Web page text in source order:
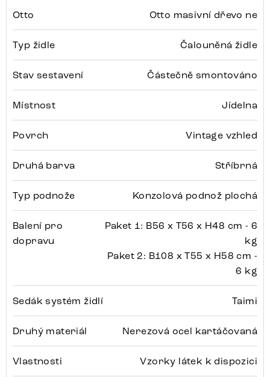
Otto Otto masivní dřevo ne
Typ židle Čalouněná židle
Stav sestavení Částečně smontováno
Místnost Jídelna
Povrch Vintage vzhled
Druhá barva Stříbrná
Typ podnože Konzolová podnož plochá
Balení pro
dopravu
Paket 1: B56 x T56 x H48 cm - 6
kg
Paket 2: B108 x T55 x H58 cm -
6 kg
Sedák systém židlí Taimi
Druhý materiál Nerezová ocel kartáčovaná
Vlastnosti Vzorky látek k dispozici